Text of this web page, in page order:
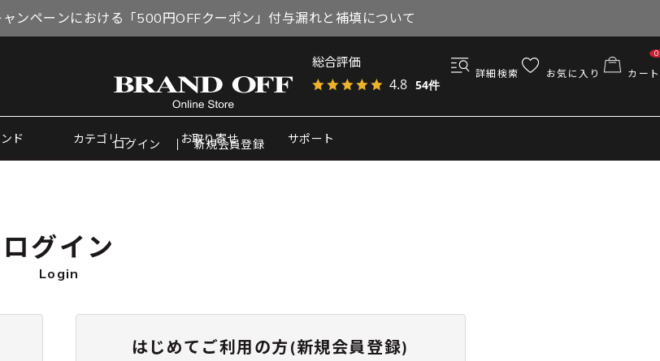
ャンペーンにおける「500円OFFクーポン」付与漏れと補填について
総合評価
4.8 54件
詳細検索 お気に入り カート
0
ド カテゴリー お取り寄せ サポート
ログイン 新規会員登録
ログイン
Login
はじめてご利用の方(新規会員登録)